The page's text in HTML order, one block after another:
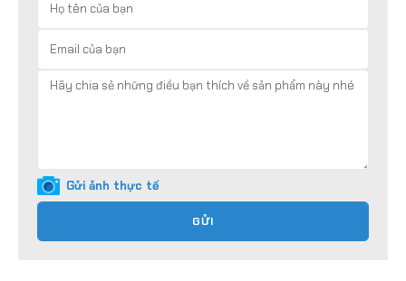
Gửi ảnh thực tế
GỬI